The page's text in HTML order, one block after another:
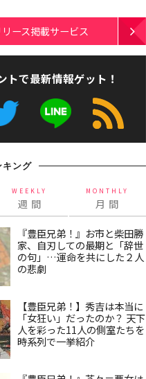
ース掲載サービス
トで最新情報ゲット！
キング
WEEKLY
週 間
MONTHLY
月 間
『豊臣兄弟！』お市と柴田勝
家、自刃しての最期と「辞世
の句」…運命を共にした２人
の悲劇
【豊臣兄弟！】秀吉は本当に
「女狂い」だったのか？ 天下
人を彩った11人の側室たちを
時系列で一挙紹介